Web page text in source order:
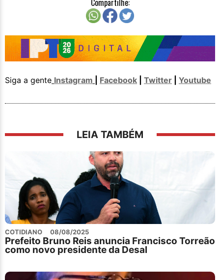
Compartilhe:
Siga a gente Instagram Facebook Twitter Youtube
LEIA TAMBÉM
COTIDIANO 08/08/2025
Prefeito Bruno Reis anuncia Francisco Torreão
como novo presidente da Desal